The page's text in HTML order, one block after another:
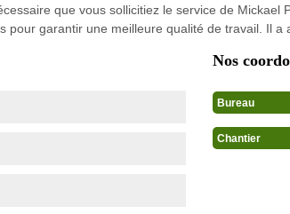
que vous sollicitiez le service de
garantir une meilleure qualité de travail. Il
Nos
Bureau
Chantier